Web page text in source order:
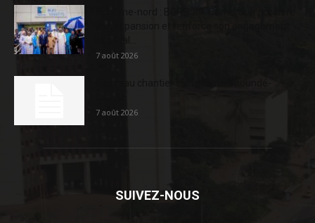
7 août 2026
7 août 2026
SUIVEZ-NOUS